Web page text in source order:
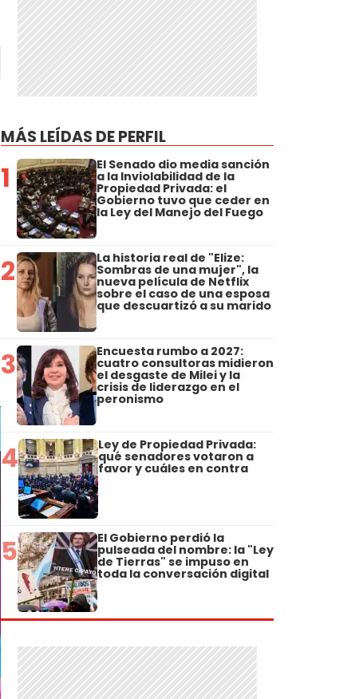
MÁS LEÍDAS DE PERFIL
1 El Senado dio media sanción
a la Inviolabilidad de la
Propiedad Privada: el
Gobierno tuvo que ceder en
la Ley del Manejo del Fuego
2 La historia real de "Elize:
Sombras de una mujer", la
nueva película de Netflix
sobre el caso de una esposa
que descuartizó a su marido
3 Encuesta rumbo a 2027:
cuatro consultoras midieron
el desgaste de Milei y la
crisis de liderazgo en el
peronismo
4 Ley de Propiedad Privada:
qué senadores votaron a
favor y cuáles en contra
5 El Gobierno perdió la
pulseada del nombre: la "Ley
de Tierras" se impuso en
toda la conversación digital